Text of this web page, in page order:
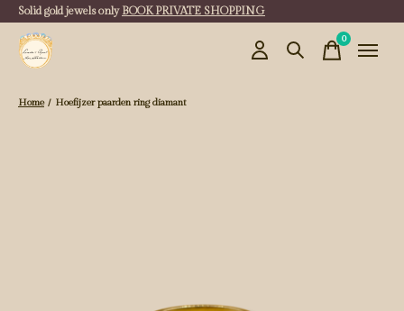
Solid gold jewels only BOOK PRIVATE SHOPPING
0items
Home / Hoefijzer paarden ring diamant